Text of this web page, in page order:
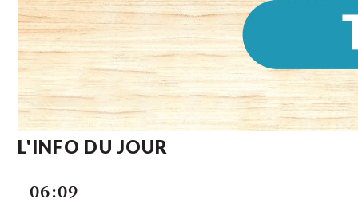
L'INFO DU JOUR
06:09